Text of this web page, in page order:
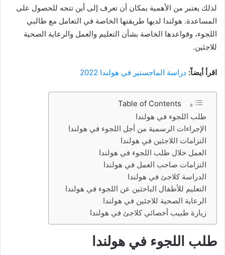
لذلك يعتبر من الأهمية بمكان أن تعرف إلى أين تتجه للحصول على
المساعدة. هولندا لديها طريقتها الخاصة في التعامل مع طالبي
اللجوء، وقواعدها الخاصة بشأن التعليم والعمل والرعاية الصحية
للاجئين.
اقرأ أيضاً: دراسة الماجستير في هولندا 2022
Table of Contents
طلب اللجوء في هولندا
الإجراءات الرسمية من أجل اللجوء في هولندا
التزامات اللاجئين في هولندا
العمل خلال طلب اللجوء في هولندا
التزامات صاحب العمل في هولندا
الدراسة كلاجئ في هولندا
التعليم للأطفال الباحثين عن اللجوء في هولندا
الرعاية الصحية للاجئين في هولندا
زيارة طبيب أخصائي كلاجئ في هولندا
طلب اللجوء في هولندا